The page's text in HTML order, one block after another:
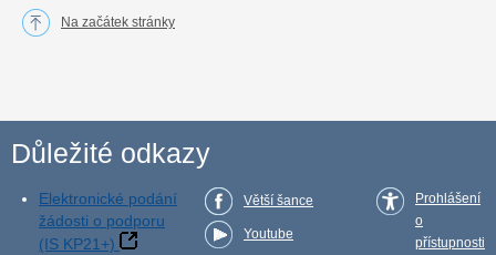
Na začátek stránky
Důležité odkazy
Elektronické podání
žádosti o podporu
(IS KP21+)
Větší šance
Youtube
Prohlášení
o
přístupnosti